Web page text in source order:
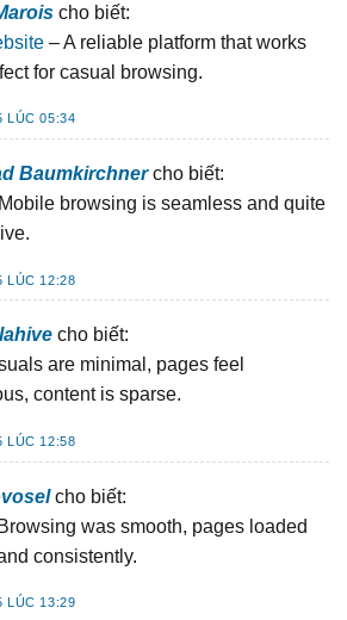
cho biết:
– A reliable platform that works
for casual browsing.
LÚC 05:34
Baumkirchner cho biết:
browsing is seamless and quite
LÚC 12:28
cho biết:
are minimal, pages feel
content is sparse.
LÚC 12:58
cho biết:
was smooth, pages loaded
consistently.
LÚC 13:29